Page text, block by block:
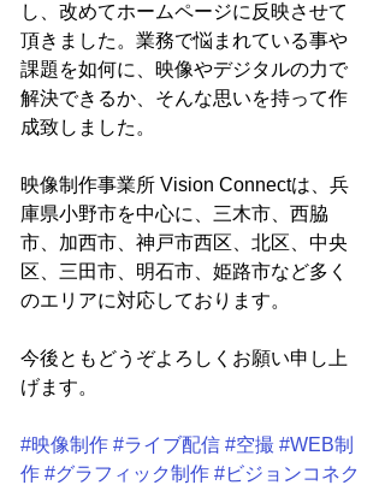
し、改めてホームページに反映させて
頂きました。業務で悩まれている事や
課題を如何に、映像やデジタルの力で
解決できるか、そんな思いを持って作
成致しました。
映像制作事業所 Vision Connectは、兵
庫県小野市を中心に、三木市、西脇
市、加西市、神戸市西区、北区、中央
区、三田市、明石市、姫路市など多く
のエリアに対応しております。
今後ともどうぞよろしくお願い申し上
げます。
#映像制作 #ライブ配信 #空撮 #WEB制
作 #グラフィック制作 #ビジョンコネク